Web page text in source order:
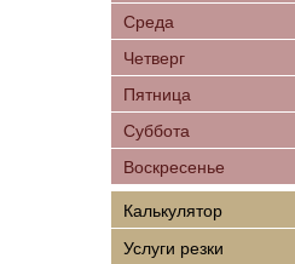
Среда
Четверг
Пятница
Суббота
Воскресенье
Калькулятор
Услуги резки